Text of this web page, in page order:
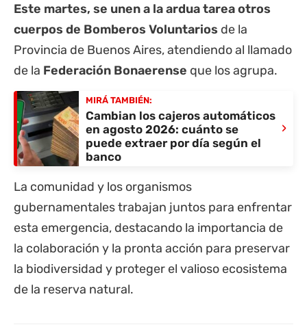
Este martes, se unen a la ardua tarea otros
cuerpos de Bomberos Voluntarios de la
Provincia de Buenos Aires, atendiendo al llamado
de la Federación Bonaerense que los agrupa.
MIRÁ TAMBIÉN:
Cambian los cajeros automáticos
en agosto 2026: cuánto se
puede extraer por día según el
banco
›
La comunidad y los organismos
gubernamentales trabajan juntos para enfrentar
esta emergencia, destacando la importancia de
la colaboración y la pronta acción para preservar
la biodiversidad y proteger el valioso ecosistema
de la reserva natural.